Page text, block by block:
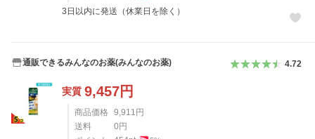
3日以内に発送（休業日を除く）
通販できるみんなのお薬(みんなのお薬) 4.72
実質 9,457円
商品価格 9,911 円
送料
0 円